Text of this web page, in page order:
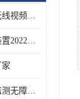
深圳鼎信架空线路无线视频监测系统DX-WPS100-SP各地通用
电力铁塔防撞警示装置2022新报价
输电线路全景在线监测无障碍查看在运线路隐患